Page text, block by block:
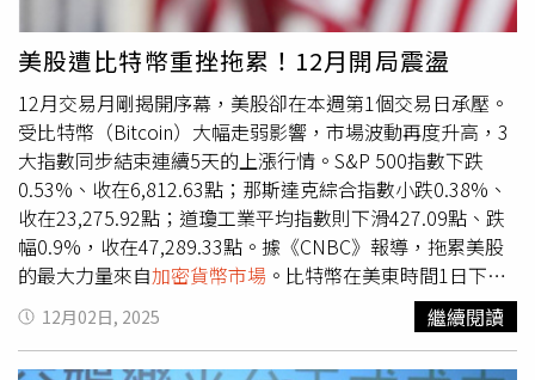
扎維（Sarah Mortazavi）則指出，權渡衡以「傲慢、操控與
對他人完全漠視」的方式實施詐騙，打造出1種「韌性的幻
象來掩蓋系統性的失敗。」
美股遭比特幣重挫拖累！12月開局震盪
12月交易月剛揭開序幕，美股卻在本週第1個交易日承壓。
受比特幣（Bitcoin）大幅走弱影響，市場波動再度升高，3
大指數同步結束連續5天的上漲行情。S&P 500指數下跌
0.53%、收在6,812.63點；那斯達克綜合指數小跌0.38%、
收在23,275.92點；道瓊工業平均指數則下滑427.09點、跌
幅0.9%，收在47,289.33點。據《CNBC》報導，拖累美股
的最大力量來自加密貨幣市場 。比特幣在美東時間1日下跌
約6%，跌破86,000美元，創下自3月以來新低，也延續上月
下旬首次跌破90,000美元後的疲弱走勢。市場普遍解讀，比
特幣未能守住關鍵價位，使投資情緒急速降溫，並波及股市
12月02日, 2025 繼續閱讀